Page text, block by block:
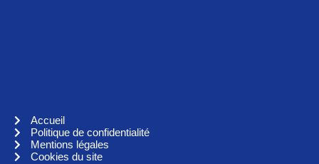
Accueil
Politique de confidentialité
Mentions légales
Cookies du site